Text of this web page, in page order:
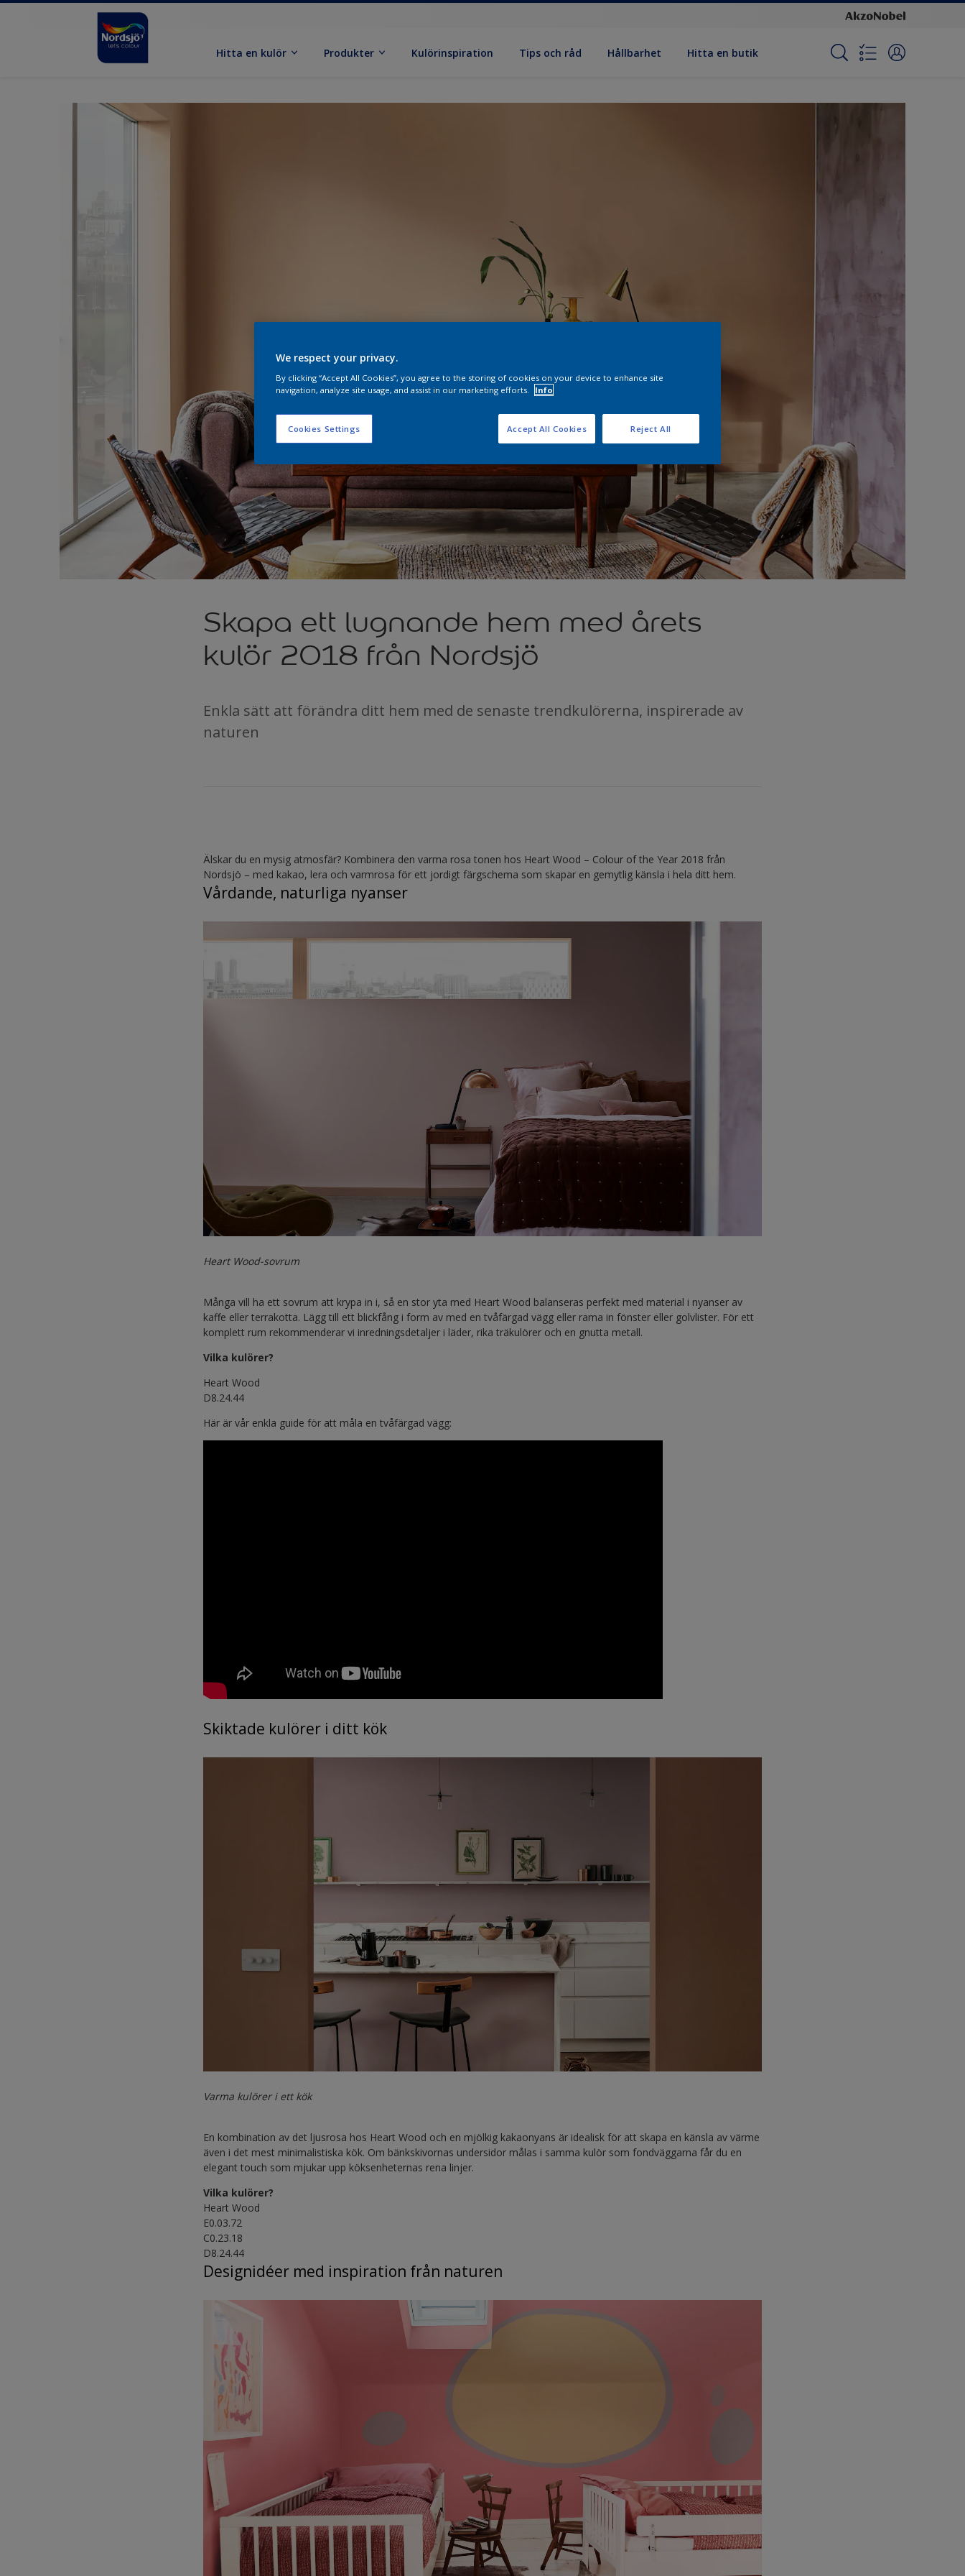
Hitta en kulör Produkter Kulörinspiration Tips och råd Hållbarhet Hitta en butik
Skapa ett lugnande hem med årets
kulör 2018 från Nordsjö
Enkla sätt att förändra ditt hem med de senaste trendkulörerna, inspirerade av
naturen
Älskar du en mysig atmosfär? Kombinera den varma rosa tonen hos Heart Wood – Colour of the Year 2018 från
Nordsjö – med kakao, lera och varmrosa för ett jordigt färgschema som skapar en gemytlig känsla i hela ditt hem.
Vårdande, naturliga nyanser
Heart Wood-sovrum
Många vill ha ett sovrum att krypa in i, så en stor yta med Heart Wood balanseras perfekt med material i nyanser av
kaffe eller terrakotta. Lägg till ett blickfång i form av med en tvåfärgad vägg eller rama in fönster eller golvlister. För ett
komplett rum rekommenderar vi inredningsdetaljer i läder, rika träkulörer och en gnutta metall.
Vilka kulörer?
Heart Wood
D8.24.44
Här är vår enkla guide för att måla en tvåfärgad vägg:
Skiktade kulörer i ditt kök
Varma kulörer i ett kök
En kombination av det ljusrosa hos Heart Wood och en mjölkig kakaonyans är idealisk för att skapa en känsla av värme
även i det mest minimalistiska kök. Om bänkskivornas undersidor målas i samma kulör som fondväggarna får du en
elegant touch som mjukar upp köksenheternas rena linjer.
Vilka kulörer?
Heart Wood
E0.03.72
C0.23.18
D8.24.44
Designidéer med inspiration från naturen
We respect your privacy.
By clicking “Accept All Cookies”, you agree to the storing of cookies on your device to enhance site
navigation, analyze site usage, and assist in our marketing efforts.
Info
Cookies Settings Reject All
Accept All Cookies